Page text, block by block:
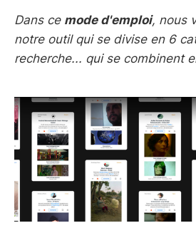
Dans ce mode d'emploi, nous
notre outil qui se divise en 6
recherche... qui se combinent